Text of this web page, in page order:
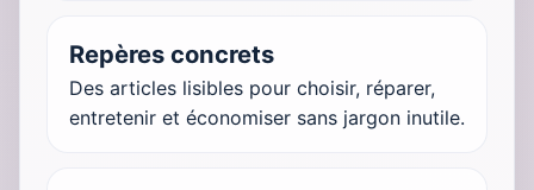
Repères concrets
Des articles lisibles pour choisir, réparer,
entretenir et économiser sans jargon inutile.